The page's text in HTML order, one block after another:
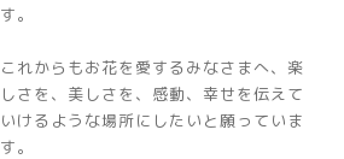
す。
これからもお花を愛するみなさまへ、楽
しさを、美しさを、感動、幸せを伝えて
いけるような場所にしたいと願っていま
す。